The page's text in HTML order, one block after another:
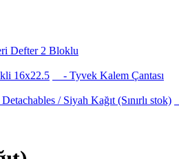
Defter 2 Bloklu
16x22.5
- Tyvek Kalem Çantası
/ Siyah Kağıt (Sınırlı stok)